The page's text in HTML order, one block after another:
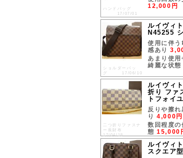
ハンドバッグ
17/07/01
12,000円
ショルダーバッ
グ 17/06/10
ルイヴィ
N45255
使用に伴う
感あり
あまり使用
綺麗な状態
二つ折りファスナ
ー長財布
17/04/18
ルイヴィ
折り ファ
トフォイ
反りや擦
り4,000円
数回程度の
態15,000
ルイヴィ
スクエア